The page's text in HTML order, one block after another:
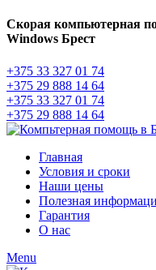
Скорая компьютерная
Windows Брест
+375 33 327 01 74
+375 29 888 14 64
+375 33 327 01 74
+375 29 888 14 64
Главная
Условия и сроки
Наши цены
Полезная
Гарантия
О нас
Menu